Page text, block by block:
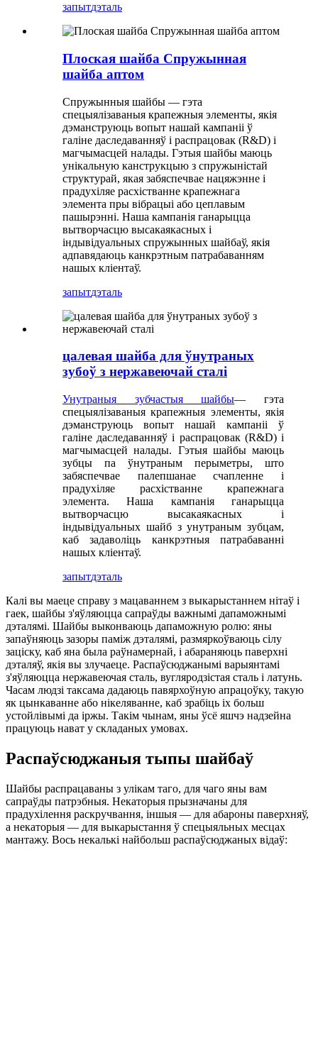
запытдэталь
Плоская шайба Спружынная
шайба аптом
Спружынныя шайбы — гэта
спецыялізаваныя крапежныя элементы, якія
дэманструюць вопыт нашай кампаніі ў
галіне даследаванняў і распрацовак (R&D) і
магчымасцей налады. Гэтыя шайбы маюць
унікальную канструкцыю з спружыністай
структурай, якая забяспечвае нацяжэнне і
прадухіляе расхістванне крапежнага
элемента пры вібрацыі або цеплавым
пашырэнні. Наша кампанія ганарыцца
вытворчасцю высакаякасных і
індывідуальных спружынных шайбаў, якія
адпавядаюць канкрэтным патрабаванням
нашых кліентаў.
запытдэталь
цалевая шайба для ўнутраных
зубоў з нержавеючай сталі
Унутраныя зубчастыя шайбы— гэта
спецыялізаваныя крапежныя элементы, якія
дэманструюць вопыт нашай кампаніі ў
галіне даследаванняў і распрацовак (R&D) і
магчымасцей налады. Гэтыя шайбы маюць
зубцы па ўнутраным перыметры, што
забяспечвае палепшанае счапленне і
прадухіляе расхістванне крапежнага
элемента. Наша кампанія ганарыцца
вытворчасцю высакаякасных і
індывідуальных шайб з унутраным зубцам,
каб задаволіць канкрэтныя патрабаванні
нашых кліентаў.
запытдэталь
Калі вы маеце справу з мацаваннем з выкарыстаннем нітаў і
гаек, шайбы з'яўляюцца сапраўды важнымі дапаможнымі
дэталямі. Шайбы выконваюць дапаможную ролю: яны
запаўняюць зазоры паміж дэталямі, размяркоўваюць сілу
заціску, каб яна была раўнамернай, і абараняюць паверхні
дэталяў, якія вы злучаеце. Распаўсюджанымі варыянтамі
з'яўляюцца нержавеючая сталь, вугляродзістая сталь і латунь.
Часам людзі таксама дадаюць павярхоўную апрацоўку, такую ​​
як цынкаванне або нікеляванне, каб зрабіць іх больш
устойлівымі да іржы. Такім чынам, яны ўсё яшчэ надзейна
працуюць нават у складаных умовах.
Распаўсюджаныя тыпы шайбаў
Шайбы распрацаваны з улікам таго, для чаго яны вам
сапраўды патрэбныя. Некаторыя прызначаны для
прадухілення раскручвання, іншыя — для абароны паверхняў,
а некаторыя — для выкарыстання ў спецыяльных месцах
мантажу. Вось некалькі найбольш распаўсюджаных відаў: